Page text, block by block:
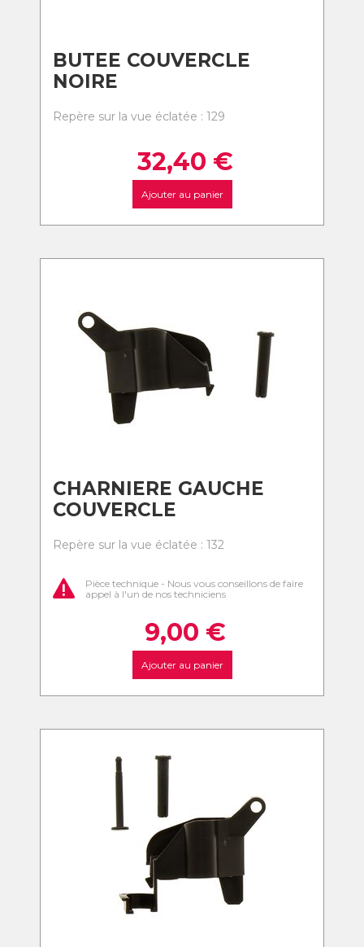
BUTEE COUVERCLE
NOIRE
Repère sur la vue éclatée : 129
32,40 €
Ajouter au panier
CHARNIERE GAUCHE
COUVERCLE
Repère sur la vue éclatée : 132
Pièce technique - Nous vous conseillons de faire
appel à l'un de nos techniciens
9,00 €
Ajouter au panier